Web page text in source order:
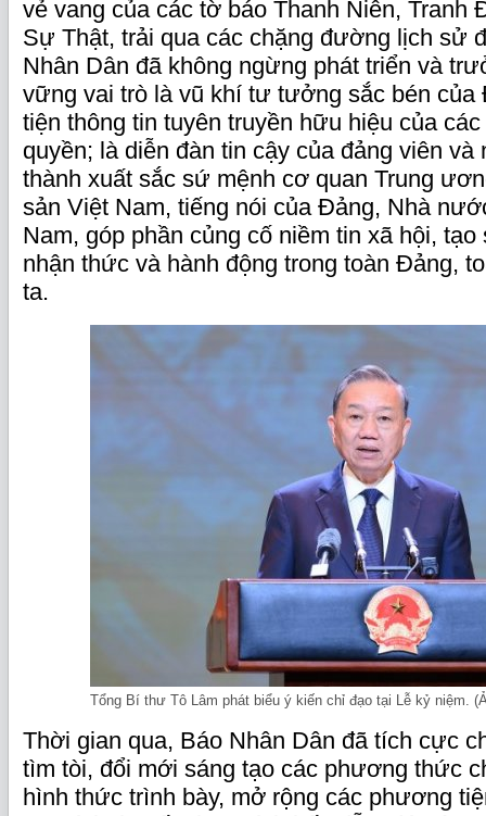
vẻ vang của các tờ báo Thanh Niên, Tranh
Sự Thật, trải qua các chặng đường lịch sử
Nhân Dân đã không ngừng phát triển và
vững vai trò là vũ khí tư tưởng sắc bén
tiện thông tin tuyên truyền hữu hiệu của
quyền; là diễn đàn tin cậy của đảng viên và
thành xuất sắc sứ mệnh cơ quan Trung
sản Việt Nam, tiếng nói của Đảng, Nhà
Nam, góp phần củng cố niềm tin xã hội,
nhận thức và hành động trong toàn Đảng,
ta.
Tổng Bí thư Tô Lâm phát biểu ý kiến chỉ đạo tại Lễ kỷ niệm.
Thời gian qua, Báo Nhân Dân đã tích cực
tìm tòi, đổi mới sáng tạo các phương thức
hình thức trình bày, mở rộng các phương